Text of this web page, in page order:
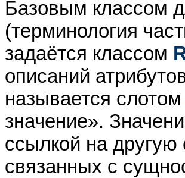
Базовым классом
(терминология
задаётся классом
описаний
называется слотом
значение».
ссылкой на
связанных с